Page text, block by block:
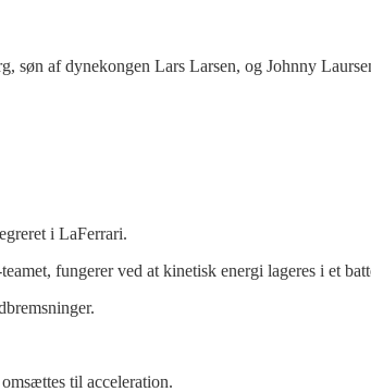
af dynekongen Lars Larsen, og Johnny
i LaFerrari.
fungerer ved at kinetisk energi lageres i et
til acceleration.